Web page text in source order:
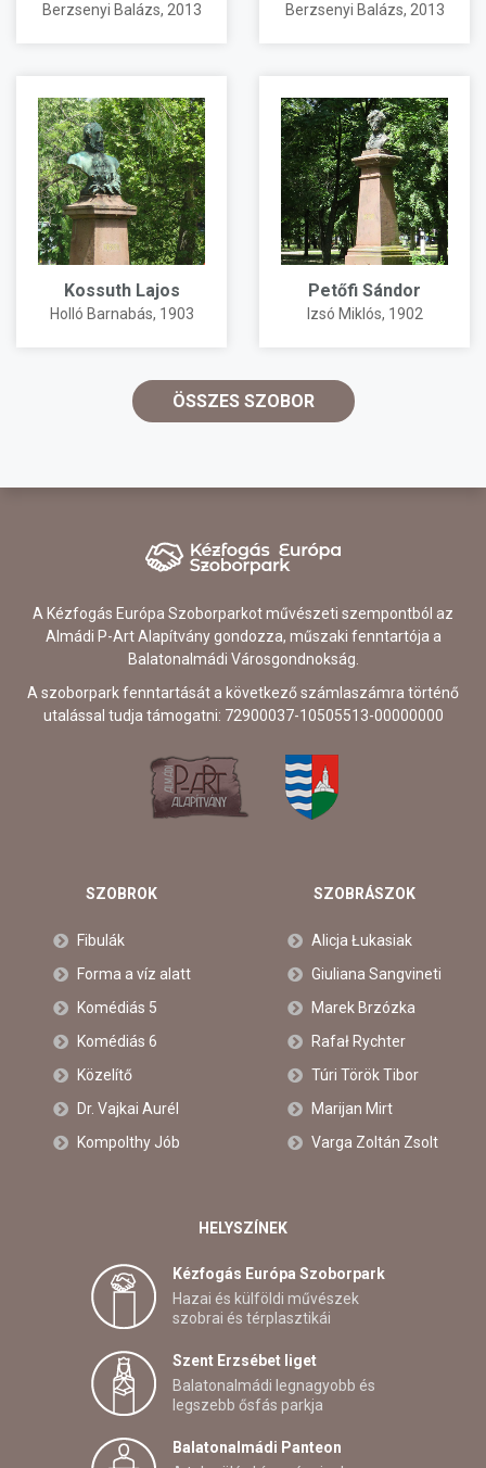
Berzsenyi Balázs, 2013 Berzsenyi Balázs, 2013
Kossuth Lajos
Holló Barnabás, 1903
Petőfi Sándor
Izsó Miklós, 1902
ÖSSZES SZOBOR
A Kézfogás Európa Szoborparkot művészeti szempontból az
Almádi P-Art Alapítvány gondozza, műszaki fenntartója a
Balatonalmádi Városgondnokság.
A szoborpark fenntartását a következő számlaszámra történő
utalással tudja támogatni: 72900037-10505513-00000000
SZOBROK
Fibulák
Forma a víz alatt
Komédiás 5
Komédiás 6
Közelítő
Dr. Vajkai Aurél
Kompolthy Jób
SZOBRÁSZOK
Alicja Łukasiak
Giuliana Sangvineti
Marek Brzózka
Rafał Rychter
Túri Török Tibor
Marijan Mirt
Varga Zoltán Zsolt
HELYSZÍNEK
Kézfogás Európa Szoborpark
Hazai és külföldi művészek
szobrai és térplasztikái
Szent Erzsébet liget
Balatonalmádi legnagyobb és
legszebb ősfás parkja
Balatonalmádi Panteon